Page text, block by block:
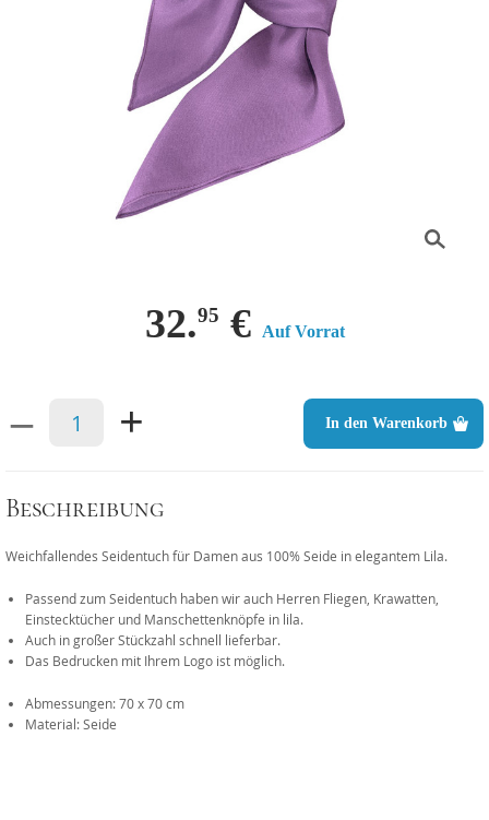
32.95 € Auf Vorrat
– + In den Warenkorb
Beschreibung
Weichfallendes Seidentuch für Damen aus 100% Seide in elegantem Lila.
Passend zum Seidentuch haben wir auch Herren Fliegen, Krawatten,
Einstecktücher und Manschettenknöpfe in lila.
Auch in großer Stückzahl schnell lieferbar.
Das Bedrucken mit Ihrem Logo ist möglich.
Abmessungen: 70 x 70 cm
Material: Seide